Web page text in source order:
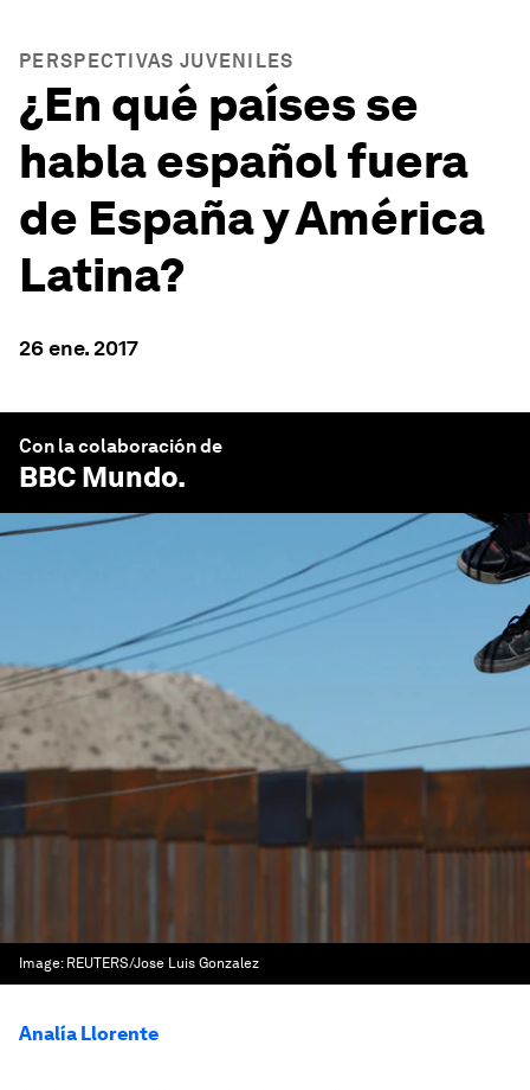
PERSPECTIVAS JUVENILES
¿En qué países se
habla español fuera
de España y América
Latina?
26 ene. 2017
Con la colaboración de
BBC Mundo.
Image: REUTERS/Jose Luis Gonzalez
Analía Llorente